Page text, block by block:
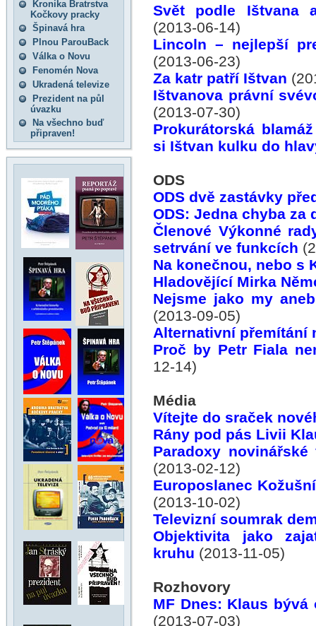
Kronika Bratrstva
Kočkovy pracky
Špinavá hra
Plnou ParouBack
Válka o Novu
Fenomén Nova
Ukradená televize
Prezident na půl
úvazku
Na všechno buď
připraven!
Svět podle Ištvana
(2013-06-14)
Lincoln – nejlepší
(2013-06-23)
Za katr patří Ištvan
Ištvanova právní
(2013-07-30)
Prokurátorská
si Ištvan kulku do
ODS
ODS dvě zastávky
ODS: Jedna chyba za
Členové Výkonné
setrvání ve funkcích
Na konečnou, nebo s
Hladovějící Mirka
Nejsme jako my
(2013-09-05)
Alternativní přemítání
Proč by Petr Fiala
12-14)
Média
Vítejte do sraček
Rány pod pás Livii
Paradoxy
(2013-02-12)
Europoslanec
(2013-10-02)
Televizní soumrak
Objektivita jako
kruhu (2013-11-05)
Rozhovory
MF Dnes: Klaus
(2013-07-03)